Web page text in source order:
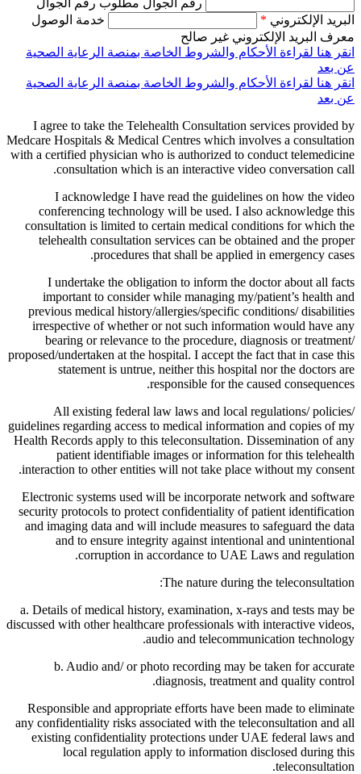
البريد الإلكتروني *
خدمة الوصول
معرف البريد الإلكتروني غير صالح
انقر هنا لقراءة الأحكام والشروط الخاصة بمنصة الرعاية الصحية
عن بعد
انقر هنا لقراءة الأحكام والشروط الخاصة بمنصة الرعاية الصحية
عن بعد
I agree to take the Telehealth Consultation services provided by
Medcare Hospitals & Medical Centres which involves a consultation
with a certified physician who is authorized to conduct telemedicine
consultation which is an interactive video conversation call.
I acknowledge I have read the guidelines on how the video
conferencing technology will be used. I also acknowledge this
consultation is limited to certain medical conditions for which the
telehealth consultation services can be obtained and the proper
procedures that shall be applied in emergency cases.
I undertake the obligation to inform the doctor about all facts
important to consider while managing my/patient’s health and
previous medical history/allergies/specific conditions/ disabilities
irrespective of whether or not such information would have any
bearing or relevance to the procedure, diagnosis or treatment/
proposed/undertaken at the hospital. I accept the fact that in case this
statement is untrue, neither this hospital nor the doctors are
responsible for the caused consequences.
All existing federal law laws and local regulations/ policies/
guidelines regarding access to medical information and copies of my
Health Records apply to this teleconsultation. Dissemination of any
patient identifiable images or information for this telehealth
interaction to other entities will not take place without my consent.
Electronic systems used will be incorporate network and software
security protocols to protect confidentiality of patient identification
and imaging data and will include measures to safeguard the data
and to ensure integrity against intentional and unintentional
corruption in accordance to UAE Laws and regulation.
The nature during the teleconsultation:
a. Details of medical history, examination, x-rays and tests may be
discussed with other healthcare professionals with interactive videos,
audio and telecommunication technology.
b. Audio and/ or photo recording may be taken for accurate
diagnosis, treatment and quality control.
Responsible and appropriate efforts have been made to eliminate
any confidentiality risks associated with the teleconsultation and all
existing confidentiality protections under UAE federal laws and
local regulation apply to information disclosed during this
teleconsultation.